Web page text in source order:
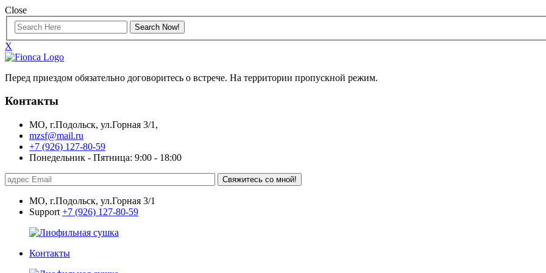
Close
X
Перед приездом обязательно договоритесь о встрече. На территории пропускной режим.
Контакты
МО, г.Подольск, ул.Горная 3/1,
mzsf@mail.ru
+7 (926) 127-80-59
Понедельник - Пятница: 9:00 - 18:00
Свяжитесь со мной!
МО, г.Подольск, ул.Горная 3/1
Support +7 (926) 127-80-59
Контакты